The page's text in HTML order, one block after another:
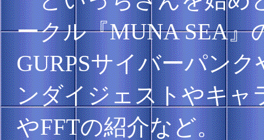
ークル『MUNA SEA』
GURPSサイバーパン
ンダイジェストやキャ
やFFTの紹介など。